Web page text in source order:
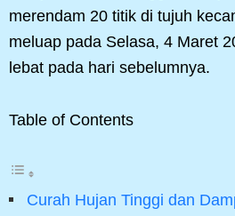
merendam 20 titik di tujuh
meluap pada Selasa, 4 Maret
lebat pada hari sebelumnya.
Table of Contents
Curah Hujan Tinggi dan